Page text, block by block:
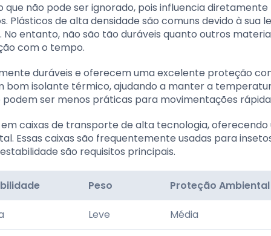
não pode ser ignorado, pois influencia diretamente
de alta densidade são comuns devido à sua
entanto, não são tão duráveis quanto outros
com o tempo.
duráveis e oferecem uma excelente proteção
bom isolante térmico, ajudando a manter a
ser menos práticas para movimentações
caixas de transporte de alta tecnologia, oferecendo
Essas caixas são frequentemente usadas para
são requisitos principais.
Peso Proteção Ambiental
Leve Média